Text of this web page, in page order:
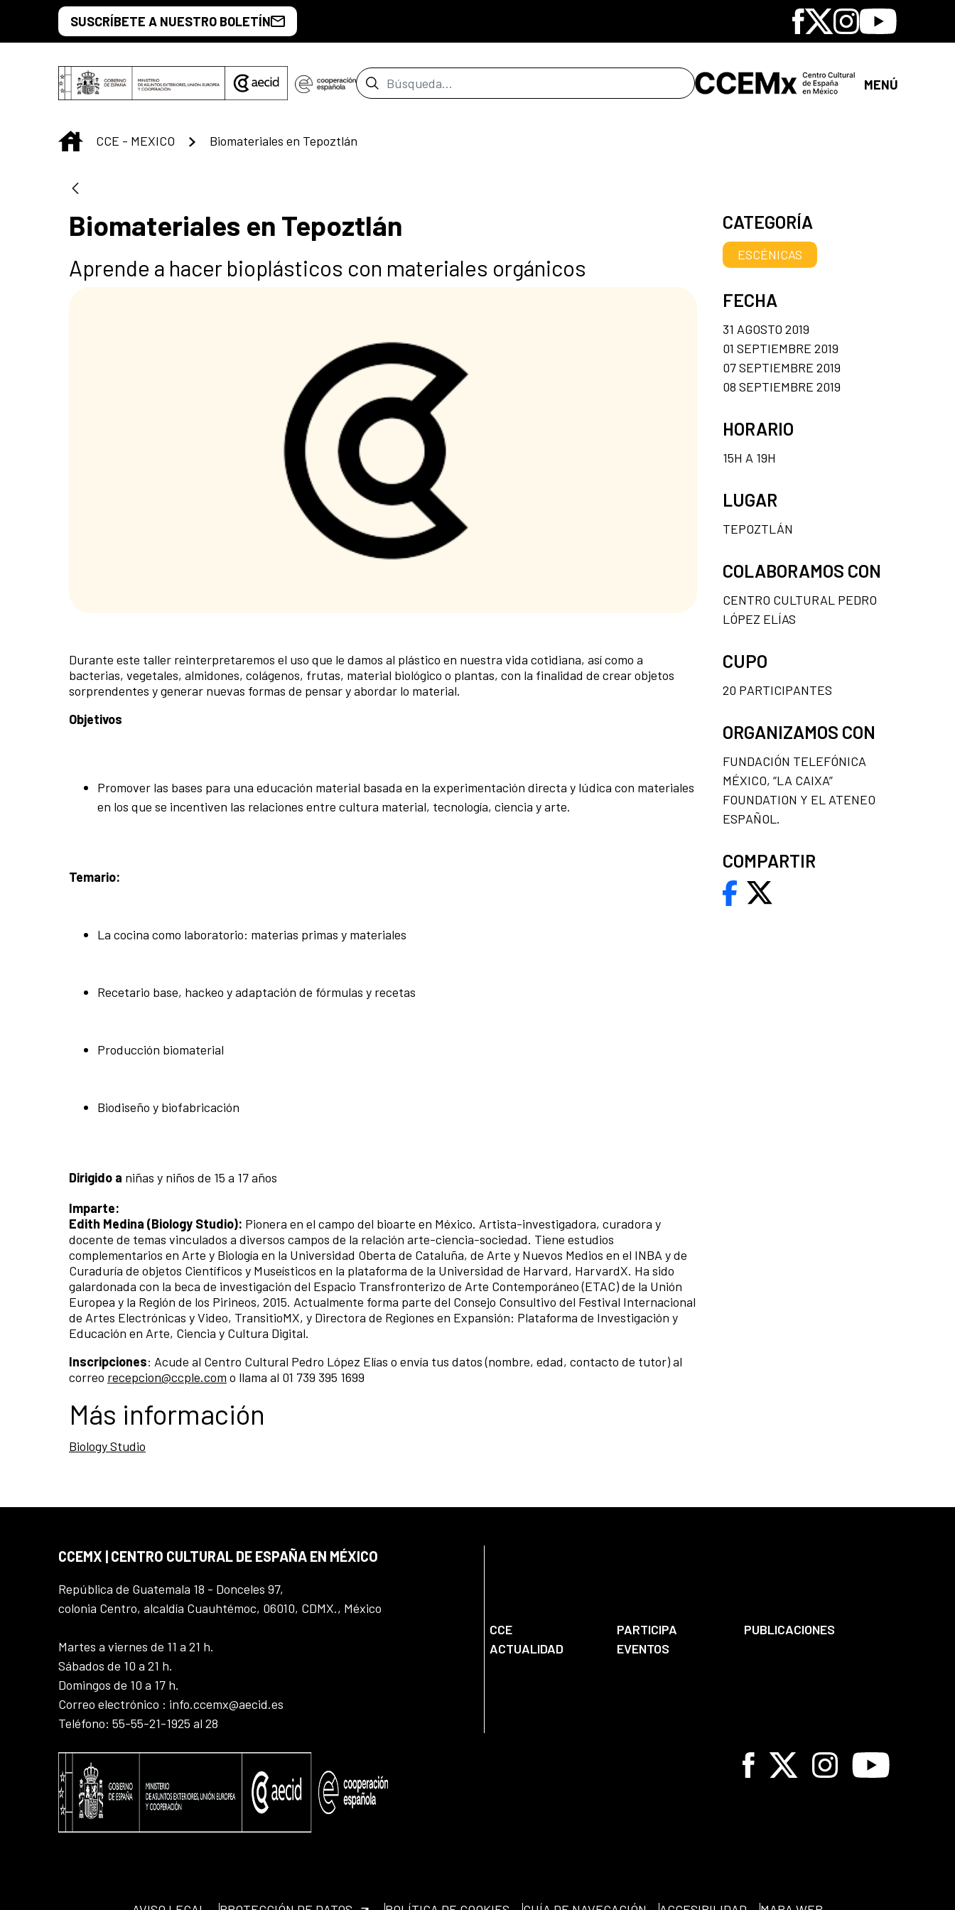
Saltar al contenido principal
SUSCRÍBETE A NUESTRO BOLETÍN Facebook
X Instagram
Youtube
Barra de búsqueda MENÚ
INICIO
CCE - MEXICO Biomateriales en Tepoztlán
Biomateriales en Tepoztlán
Aprende a hacer bioplásticos con materiales orgánicos
Durante este taller reinterpretaremos el uso que le damos al plástico en nuestra vida cotidiana, así como a
bacterias, vegetales, almidones, colágenos, frutas, material biológico o plantas, con la finalidad de crear objetos
sorprendentes y generar nuevas formas de pensar y abordar lo material.
Objetivos
Promover las bases para una educación material basada en la experimentación directa y lúdica con materiales
en los que se incentiven las relaciones entre cultura material, tecnología, ciencia y arte.
Temario:
La cocina como laboratorio: materias primas y materiales
Recetario base, hackeo y adaptación de fórmulas y recetas
Producción biomaterial
Biodiseño y biofabricación
Dirigido a niñas y niños de 15 a 17 años
Imparte:
Edith Medina (Biology Studio): Pionera en el campo del bioarte en México. Artista-investigadora, curadora y
docente de temas vinculados a diversos campos de la relación arte-ciencia-sociedad. Tiene estudios
complementarios en Arte y Biología en la Universidad Oberta de Cataluña, de Arte y Nuevos Medios en el INBA y de
Curaduría de objetos Científicos y Museísticos en la plataforma de la Universidad de Harvard, HarvardX. Ha sido
galardonada con la beca de investigación del Espacio Transfronterizo de Arte Contemporáneo (ETAC) de la Unión
Europea y la Región de los Pirineos, 2015. Actualmente forma parte del Consejo Consultivo del Festival Internacional
de Artes Electrónicas y Video, TransitioMX, y Directora de Regiones en Expansión: Plataforma de Investigación y
Educación en Arte, Ciencia y Cultura Digital.
Inscripciones: Acude al Centro Cultural Pedro López Elías o envía tus datos (nombre, edad, contacto de tutor) al
correo recepcion@ccple.com o llama al 01 739 395 1699
Más información
Biology Studio
CATEGORÍA
ESCÉNICAS
FECHA
31 AGOSTO 2019
01 SEPTIEMBRE 2019
07 SEPTIEMBRE 2019
08 SEPTIEMBRE 2019
HORARIO
15H A 19H
LUGAR
TEPOZTLÁN
COLABORAMOS CON
CENTRO CULTURAL PEDRO
LÓPEZ ELÍAS
CUPO
20 PARTICIPANTES
ORGANIZAMOS CON
FUNDACIÓN TELEFÓNICA
MÉXICO, “LA CAIXA”
FOUNDATION Y EL ATENEO
ESPAÑOL.
COMPARTIR
CCEMX | CENTRO CULTURAL DE ESPAÑA EN MÉXICO
República de Guatemala 18 - Donceles 97,
colonia Centro, alcaldía Cuauhtémoc, 06010, CDMX., México
Martes a viernes de 11 a 21 h.
Sábados de 10 a 21 h.
Domingos de 10 a 17 h.
Correo electrónico : info.ccemx@aecid.es
Teléfono: 55-55-21-1925 al 28
CCE PARTICIPA
PUBLICACIONES
ACTUALIDAD
EVENTOS
Facebook
X InstagramYoutube